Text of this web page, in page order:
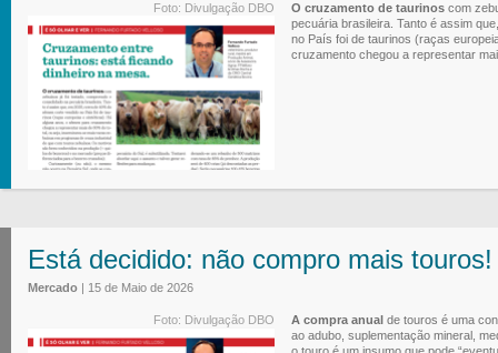
Foto: Divulgação DBO O cruzamento de taurinos com
pecuária brasileira. Tanto é assim
no País foi de taurinos (raças
cruzamento chegou a representar
Está decidido: não compro mais touros!
Mercado | 15 de Maio de 2026
Foto: Divulgação DBO A compra anual de touros é uma
ao adubo, suplementação mineral,